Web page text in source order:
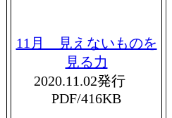
11月 見えないものを
見る力
2020.11.02発行
PDF/416KB